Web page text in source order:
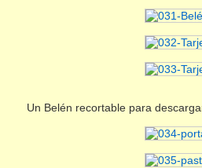
Un Belén recortable para